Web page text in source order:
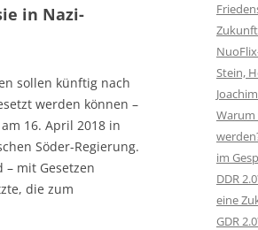
in Nazi-
sollen künftig nach
werden können –
16. April 2018 in
Söder-Regierung.
mit Gesetzen
die zum
Stein,
im
DDR
eine
GDR